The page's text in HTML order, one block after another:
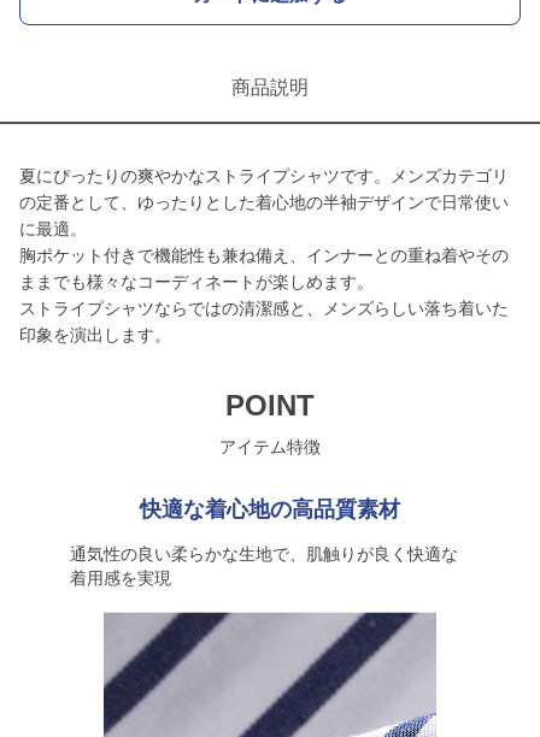
商品説明
夏にぴったりの爽やかなストライプシャツです。メンズカテゴリ
の定番として、ゆったりとした着心地の半袖デザインで日常使い
に最適。
胸ポケット付きで機能性も兼ね備え、インナーとの重ね着やその
ままでも様々なコーディネートが楽しめます。
ストライプシャツならではの清潔感と、メンズらしい落ち着いた
印象を演出します。
POINT
アイテム特徴
快適な着心地の高品質素材
通気性の良い柔らかな生地で、肌触りが良く快適な
着用感を実現